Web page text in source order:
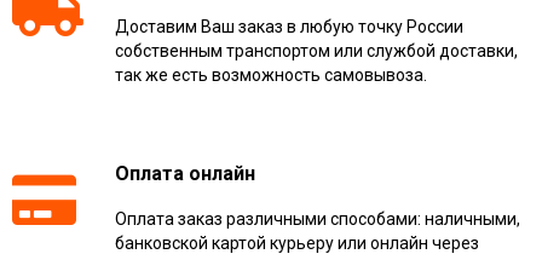
Доставим Ваш заказ в любую точку России
собственным транспортом или службой доставки,
так же есть возможность самовывоза.
Оплата онлайн
Оплата заказ различными способами: наличными,
банковской картой курьеру или онлайн через